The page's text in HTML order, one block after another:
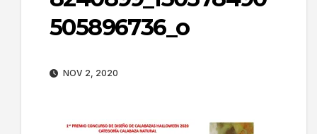
505896736_o
NOV 2, 2020